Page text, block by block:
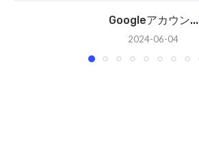
Googleアカウン...
2024-06-04